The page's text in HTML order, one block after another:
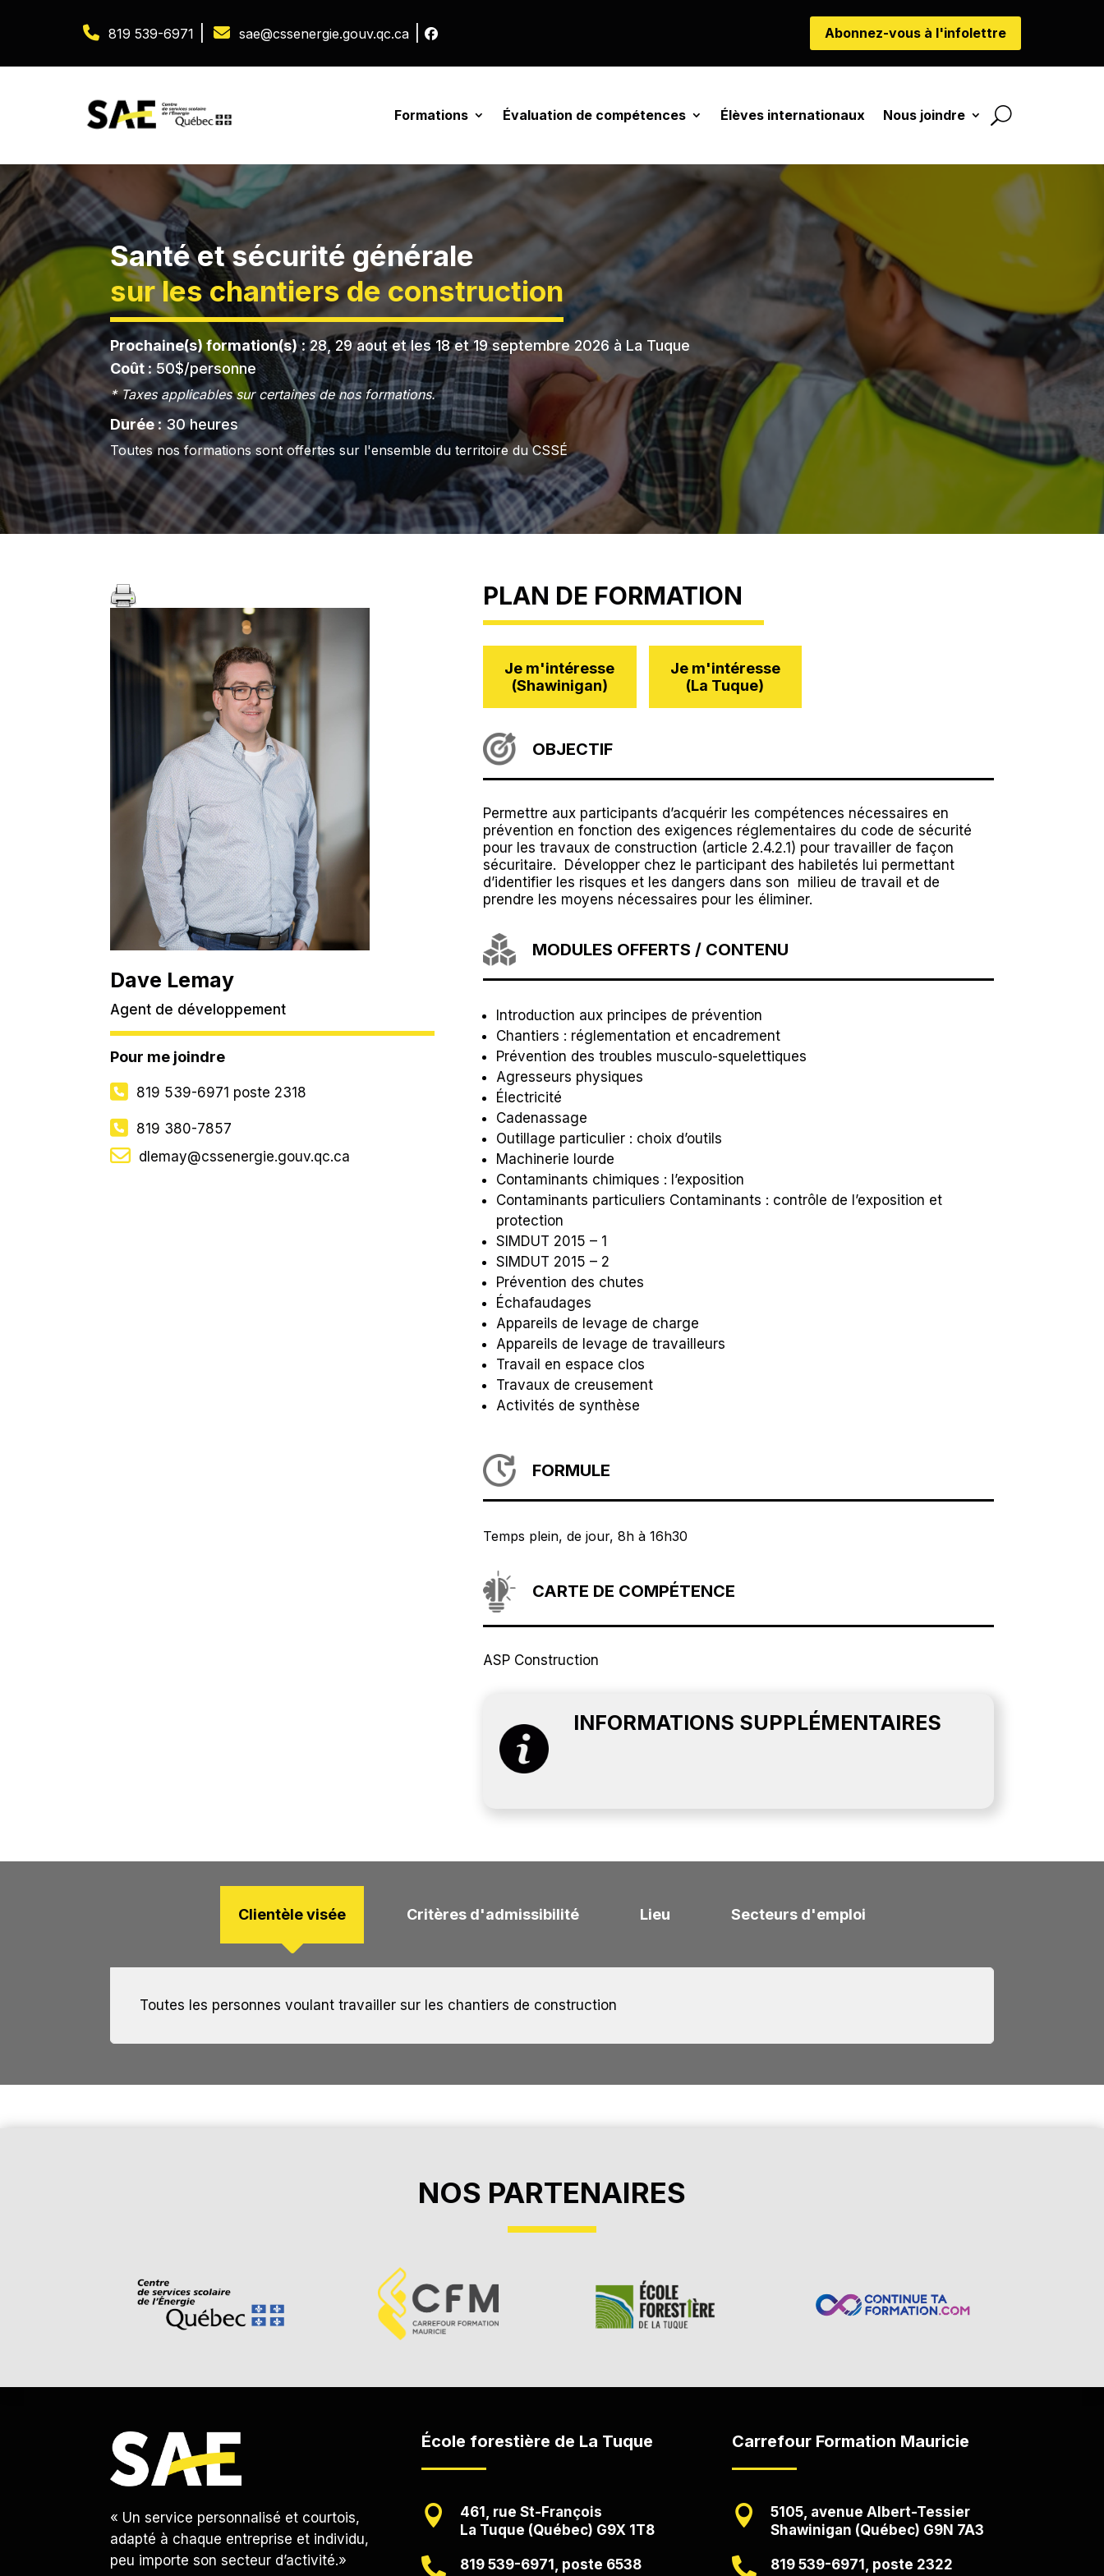
819 539-6971 sae@cssenergie.gouv.qc.ca| Abonnez-vous à l'infolettre
Formations Évaluation de compétences Élèves internationaux Nous joindre
Santé et sécurité générale
sur les chantiers de construction
Prochaine(s) formation(s): 28, 29 aout et les 18 et 19 septembre 2026 à La Tuque
Coût : 50$/personne
* Taxes applicables sur certaines de nos formations.
Durée: 30 heures
Toutes nos formations sont offertes sur l'ensemble du territoire du CSSÉ
Dave Lemay
Agent de développement
Pour me joindre
819 539-6971 poste 2318
819 380-7857
dlemay@cssenergie.gouv.qc.ca
PLAN DE FORMATION
Je m'intéresse
(Shawinigan)
Je m'intéresse
(La Tuque)
OBJECTIF
Permettre aux participants d’acquérir les compétences nécessaires en
prévention en fonction des exigences réglementaires du code de sécurité
pour les travaux de construction (article 2.4.2.1) pour travailler de façon
sécuritaire. Développer chez le participant des habiletés lui permettant
d’identifier les risques et les dangers dans son milieu de travail et de
prendre les moyens nécessaires pour les éliminer.
MODULES OFFERTS / CONTENU
Introduction aux principes de prévention
Chantiers : réglementation et encadrement
Prévention des troubles musculo-squelettiques
Agresseurs physiques
Électricité
Cadenassage
Outillage particulier : choix d’outils
Machinerie lourde
Contaminants chimiques : l’exposition
Contaminants particuliers Contaminants : contrôle de l’exposition et
protection
SIMDUT 2015 – 1
SIMDUT 2015 – 2
Prévention des chutes
Échafaudages
Appareils de levage de charge
Appareils de levage de travailleurs
Travail en espace clos
Travaux de creusement
Activités de synthèse
FORMULE
Temps plein, de jour, 8h à 16h30
CARTE DE COMPÉTENCE
ASP Construction
INFORMATIONS SUPPLÉMENTAIRES
Clientèle visée Critères d'admissibilité Lieu Secteurs d'emploi
Toutes les personnes voulant travailler sur les chantiers de construction
Aucun au niveau scolaire
NOS PARTENAIRES
« Un service personnalisé et courtois,
adapté à chaque entreprise et individu,
peu importe son secteur d’activité.»
École forestière de La Tuque

461, rue St-François
La Tuque (Québec) G9X 1T8
 819 539-6971, poste 6538
Carrefour Formation Mauricie

5105, avenue Albert-Tessier
Shawinigan (Québec) G9N 7A3
 819 539-6971, poste 2322